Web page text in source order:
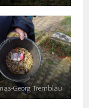
Georg Tremblau